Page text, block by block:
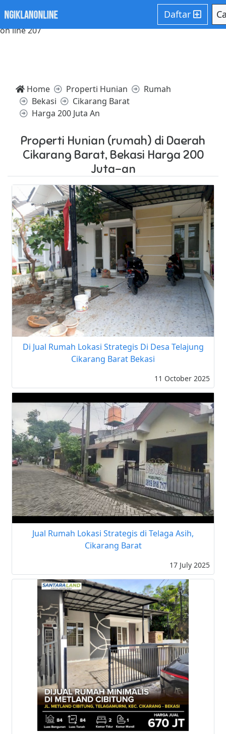
Notice: Trying to access array offset on value of type null in
/home/websiteden/public_html/ngiklanonline.com/core/
on line 207
Daftar
Home Properti Hunian
Rumah
Bekasi
Cikarang Barat
Harga 200 Juta An
Properti Hunian (rumah) di Daerah
Cikarang Barat, Bekasi Harga 200
Juta-an
Di Jual Rumah Lokasi Strategis Di Desa Telajung
Cikarang Barat Bekasi
11 October 2025
Jual Rumah Lokasi Strategis di Telaga Asih,
Cikarang Barat
17 July 2025